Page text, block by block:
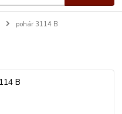
pohár 3114 B